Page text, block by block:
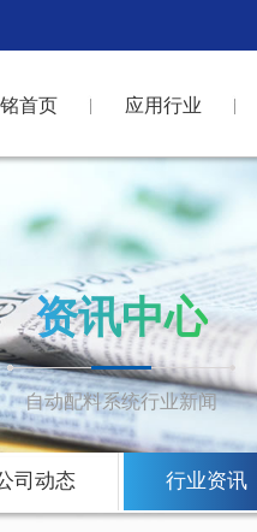
首页 应用行业
资讯中心
自动配料系统行业新闻
司动态 行业资讯